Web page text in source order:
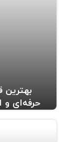
حرفه‌ای و